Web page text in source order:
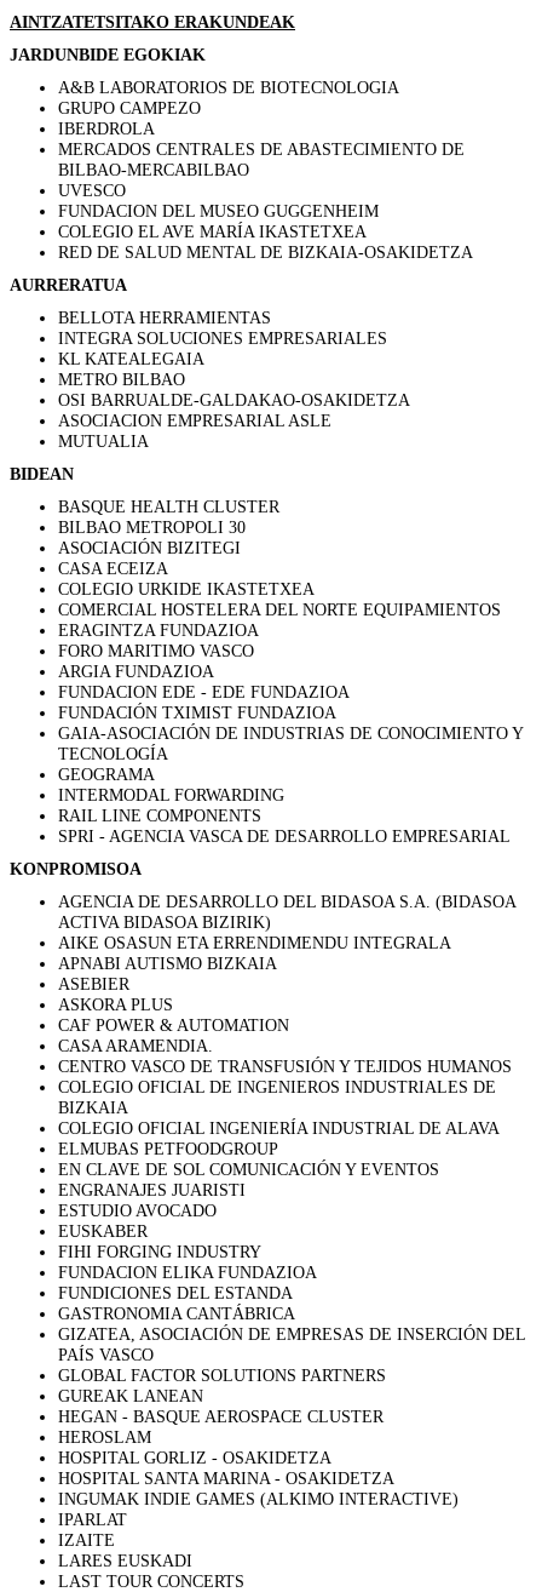
AINTZATETSITAKO ERAKUNDEAK
JARDUNBIDE EGOKIAK
A&B LABORATORIOS DE BIOTECNOLOGIA
GRUPO CAMPEZO
IBERDROLA
MERCADOS CENTRALES DE ABASTECIMIENTO DE
BILBAO-MERCABILBAO
UVESCO
FUNDACION DEL MUSEO GUGGENHEIM
COLEGIO EL AVE MARÍA IKASTETXEA
RED DE SALUD MENTAL DE BIZKAIA-OSAKIDETZA
AURRERATUA
BELLOTA HERRAMIENTAS
INTEGRA SOLUCIONES EMPRESARIALES
KL KATEALEGAIA
METRO BILBAO
OSI BARRUALDE-GALDAKAO-OSAKIDETZA
ASOCIACION EMPRESARIAL ASLE
MUTUALIA
BIDEAN
BASQUE HEALTH CLUSTER
BILBAO METROPOLI 30
ASOCIACIÓN BIZITEGI
CASA ECEIZA
COLEGIO URKIDE IKASTETXEA
COMERCIAL HOSTELERA DEL NORTE EQUIPAMIENTOS
ERAGINTZA FUNDAZIOA
FORO MARITIMO VASCO
ARGIA FUNDAZIOA
FUNDACION EDE - EDE FUNDAZIOA
FUNDACIÓN TXIMIST FUNDAZIOA
GAIA-ASOCIACIÓN DE INDUSTRIAS DE CONOCIMIENTO Y
TECNOLOGÍA
GEOGRAMA
INTERMODAL FORWARDING
RAIL LINE COMPONENTS
SPRI - AGENCIA VASCA DE DESARROLLO EMPRESARIAL
KONPROMISOA
AGENCIA DE DESARROLLO DEL BIDASOA S.A. (BIDASOA
ACTIVA BIDASOA BIZIRIK)
AIKE OSASUN ETA ERRENDIMENDU INTEGRALA
APNABI AUTISMO BIZKAIA
ASEBIER
ASKORA PLUS
CAF POWER & AUTOMATION
CASA ARAMENDIA.
CENTRO VASCO DE TRANSFUSIÓN Y TEJIDOS HUMANOS
COLEGIO OFICIAL DE INGENIEROS INDUSTRIALES DE
BIZKAIA
COLEGIO OFICIAL INGENIERÍA INDUSTRIAL DE ALAVA
ELMUBAS PETFOODGROUP
EN CLAVE DE SOL COMUNICACIÓN Y EVENTOS
ENGRANAJES JUARISTI
ESTUDIO AVOCADO
EUSKABER
FIHI FORGING INDUSTRY
FUNDACION ELIKA FUNDAZIOA
FUNDICIONES DEL ESTANDA
GASTRONOMIA CANTÁBRICA
GIZATEA, ASOCIACIÓN DE EMPRESAS DE INSERCIÓN DEL
PAÍS VASCO
GLOBAL FACTOR SOLUTIONS PARTNERS
GUREAK LANEAN
HEGAN - BASQUE AEROSPACE CLUSTER
HEROSLAM
HOSPITAL GORLIZ - OSAKIDETZA
HOSPITAL SANTA MARINA - OSAKIDETZA
INGUMAK INDIE GAMES (ALKIMO INTERACTIVE)
IPARLAT
IZAITE
LARES EUSKADI
LAST TOUR CONCERTS